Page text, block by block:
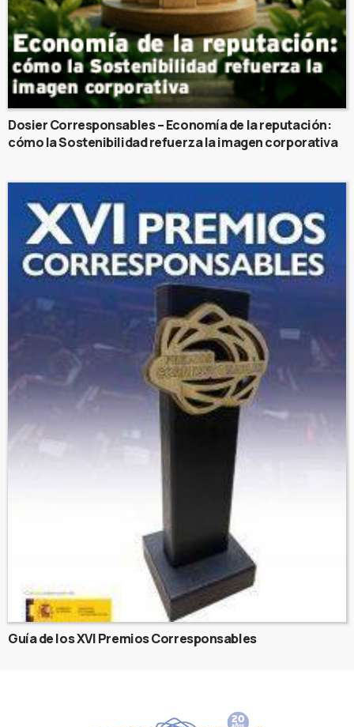
Dosier Corresponsables – Economía de la reputación:
cómo la Sostenibilidad refuerza la imagen corporativa
Guía de los XVI Premios Corresponsables